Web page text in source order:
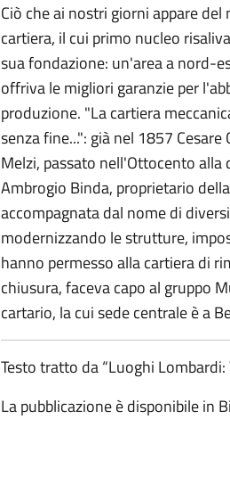
Ciò che ai nostri giorni appare
cartiera, il cui primo nucleo
sua fondazione: un'area a nord-
offriva le migliori garanzie per
produzione. "La cartiera
senza fine...": già nel 1857
Melzi, passato nell'Ottocento
Ambrogio Binda, proprietario
accompagnata dal nome di
modernizzando le strutture,
hanno permesso alla cartiera di
chiusura, faceva capo al gruppo
cartario, la cui sede centrale è a
Testo tratto da “Luoghi
La pubblicazione è disponibile in